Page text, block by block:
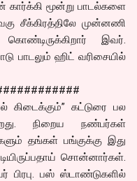
கார்க்கி மூன்று பாடல்களை
சீக்கிரத்திலே முன்னணி
கொண்டிருக்கிறார் இவர்.
பாடலும் ஹிட் வரிசையில்
கிடைக்கும்” கட்டுரை பல
நிறைய நண்பர்கள்
தங்கள் பங்குக்கு இது
சொன்னார்கள்.
பிரபு. பஸ் ஸ்டாண்டுகளில்